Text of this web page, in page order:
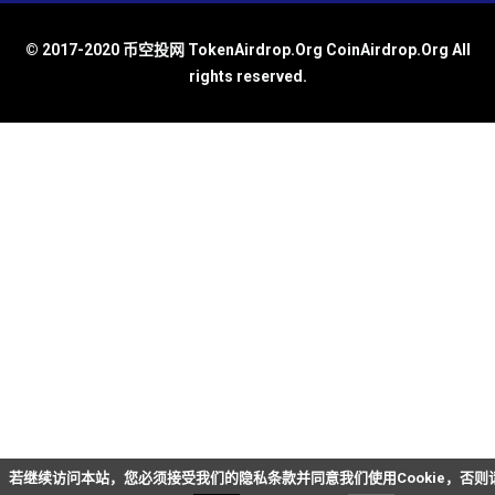
© 2017-2020 币空投网 TokenAirdrop.Org CoinAirdrop.Org All
rights reserved.
若继续访问本站，您必须接受我们的隐私条款并同意我们使用Cookie，否则